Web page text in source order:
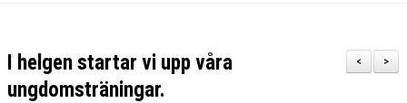
>
<
I helgen startar vi upp våra
ungdomsträningar.